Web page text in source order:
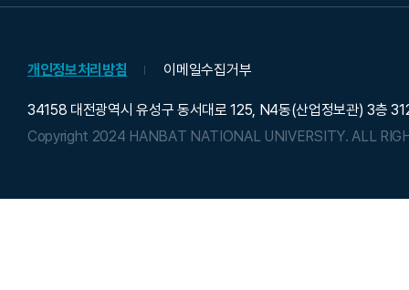
개인정보처리방침 이메일수집거부
34158 대전광역시 유성구 동서대로 125, N4동(산업정보관) 3층
Copyright 2024 HANBAT NATIONAL UNIVERSITY.ALL